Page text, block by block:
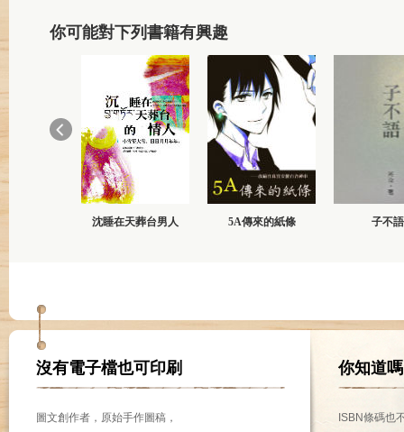
你可能對下列書籍有興趣
沈睡在天葬台男人 5A傳來的紙條 子不語
沒有電子檔也可印刷
圖文創作者，原始手作圖稿，
你知道
ISBN條碼也